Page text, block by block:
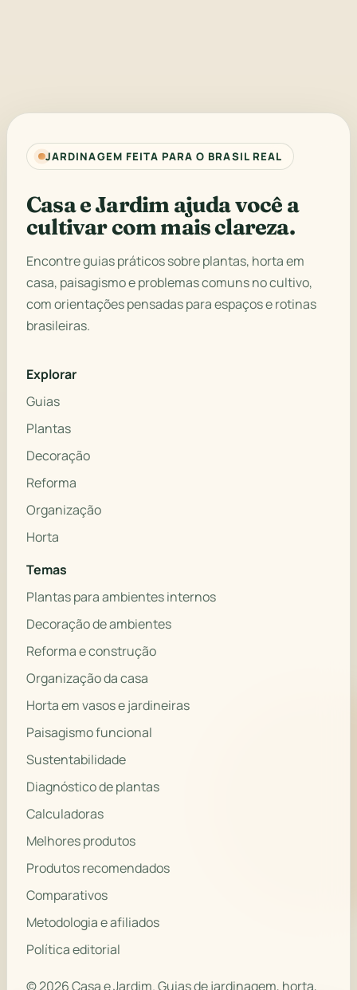
JARDINAGEM FEITA PARA O BRASIL REAL
Casa e Jardim ajuda você a
cultivar com mais clareza.
Encontre guias práticos sobre plantas, horta em
casa, paisagismo e problemas comuns no cultivo,
com orientações pensadas para espaços e rotinas
brasileiras.
Explorar
Guias
Plantas
Decoração
Reforma
Organização
Horta
Temas
Plantas para ambientes internos
Decoração de ambientes
Reforma e construção
Organização da casa
Horta em vasos e jardineiras
Paisagismo funcional
Sustentabilidade
Diagnóstico de plantas
Calculadoras
Melhores produtos
Produtos recomendados
Comparativos
Metodologia e afiliados
Política editorial
© 2026 Casa e Jardim. Guias de jardinagem, horta,